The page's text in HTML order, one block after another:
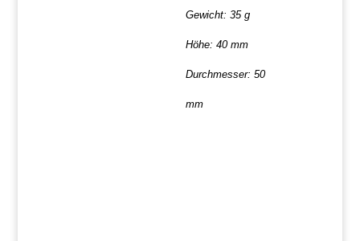
Gewicht: 35 g
Höhe: 40 mm
Durchmesser: 50
mm